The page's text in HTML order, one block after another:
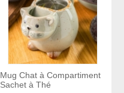
Mug Chat à Compartiment
Sachet à Thé